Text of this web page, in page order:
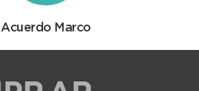
Acuerdo Marco